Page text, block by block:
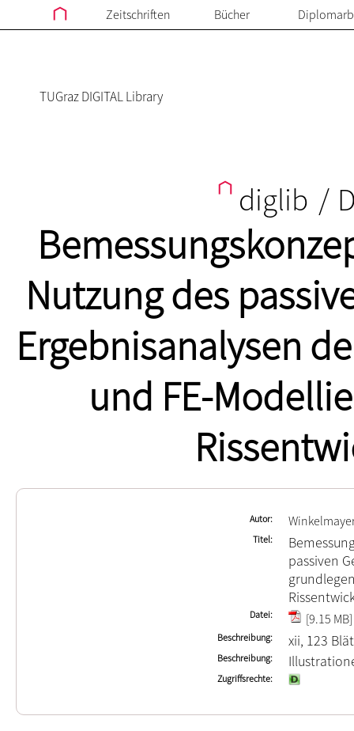
Zeitschriften Bücher
TUGraz DIGITAL Library
diglib /
Nutzung des
Ergebnisanalysen
und FE-
Autor
Titel
passiven
Datei [9.15 MB]
Beschreibung xii, 123
Beschreibung
Zugriffsrechte